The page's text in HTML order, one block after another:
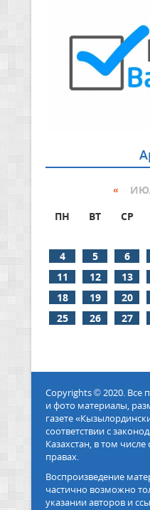
«
ПН
ВТ СР
4
5 6
11
12 13
18
19 20
25
26 27
Copyrights © 2020.
и фото материалы,
газете
соответствии с
Казахстан, в том
правах.
Воспроизведение
частично возможно
указании авторов и